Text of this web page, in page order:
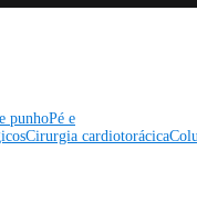
punhoPé e
Cirurgia cardiotorácica